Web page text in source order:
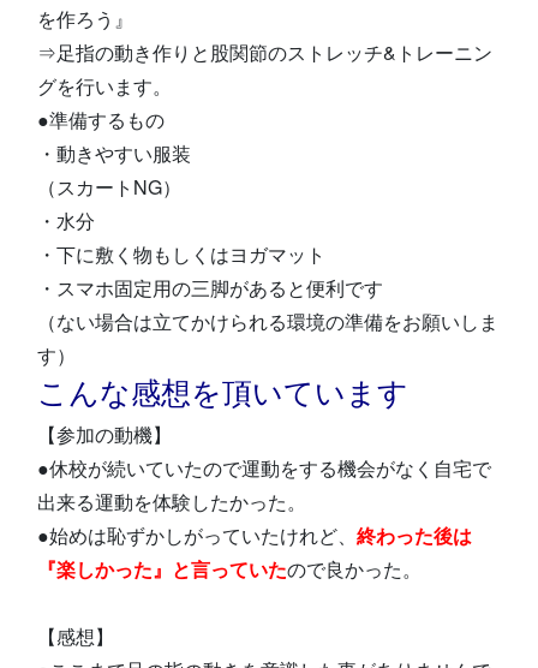
を作ろう』
⇒足指の動き作りと股関節のストレッチ&トレーニン
グを行います。
●準備するもの
・動きやすい服装
（スカートNG）
・水分
・下に敷く物もしくはヨガマット
・スマホ固定用の三脚があると便利です
（ない場合は立てかけられる環境の準備をお願いしま
す）
こんな感想を頂いています
【参加の動機】
●休校が続いていたので運動をする機会がなく自宅で
出来る運動を体験したかった。
●始めは恥ずかしがっていたけれど、 終わった後は
『楽しかった』と言っていたので良かった。
【感想】